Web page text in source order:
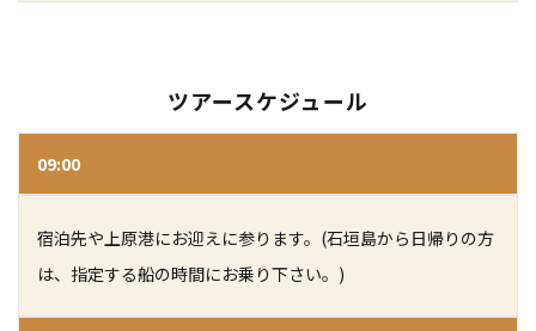
ツアースケジュール
09:00
宿泊先や上原港にお迎えに参ります。(石垣島から日帰りの方
は、指定する船の時間にお乗り下さい。)